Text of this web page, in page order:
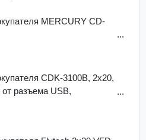
MERCURY CD-
CDK-3100B, 2x20,
от разъема USB,
RS-232,